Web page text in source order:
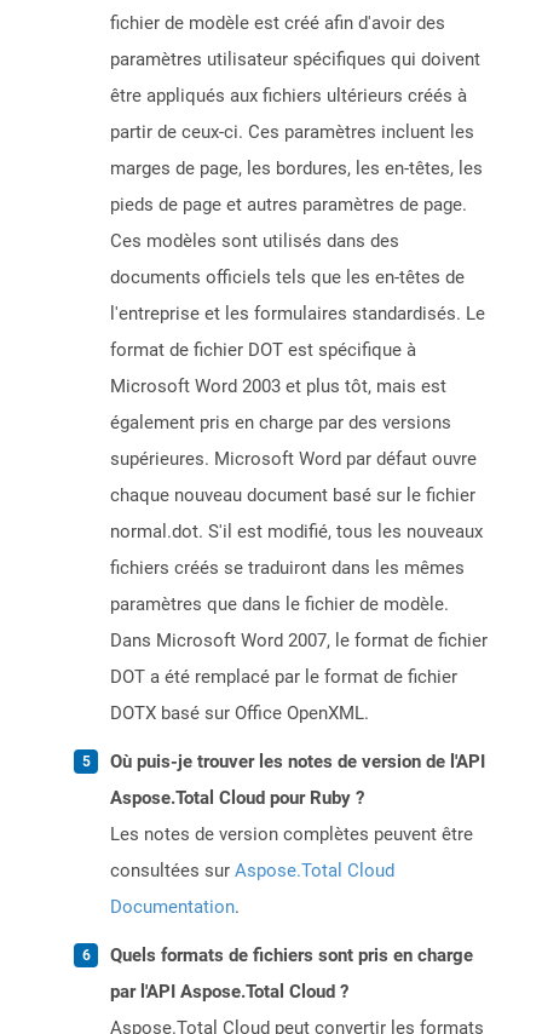
fichier de modèle est créé afin d'avoir des
paramètres utilisateur spécifiques qui doivent
être appliqués aux fichiers ultérieurs créés à
partir de ceux-ci. Ces paramètres incluent les
marges de page, les bordures, les en-têtes, les
pieds de page et autres paramètres de page.
Ces modèles sont utilisés dans des
documents officiels tels que les en-têtes de
l'entreprise et les formulaires standardisés. Le
format de fichier DOT est spécifique à
Microsoft Word 2003 et plus tôt, mais est
également pris en charge par des versions
supérieures. Microsoft Word par défaut ouvre
chaque nouveau document basé sur le fichier
normal.dot. S'il est modifié, tous les nouveaux
fichiers créés se traduiront dans les mêmes
paramètres que dans le fichier de modèle.
Dans Microsoft Word 2007, le format de fichier
DOT a été remplacé par le format de fichier
DOTX basé sur Office OpenXML.
Où puis-je trouver les notes de version de l'API
Aspose.Total Cloud pour Ruby ?
Les notes de version complètes peuvent être
consultées sur Aspose.Total Cloud
Documentation.
Quels formats de fichiers sont pris en charge
par l'API Aspose.Total Cloud ?
Aspose.Total Cloud peut convertir les formats